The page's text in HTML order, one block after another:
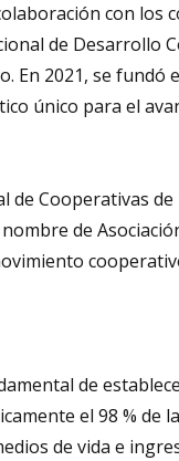
con los
de Desarrollo
En 2021, se fundó
único para el
Cooperativas de
de
de
el 98 % de
de vida e